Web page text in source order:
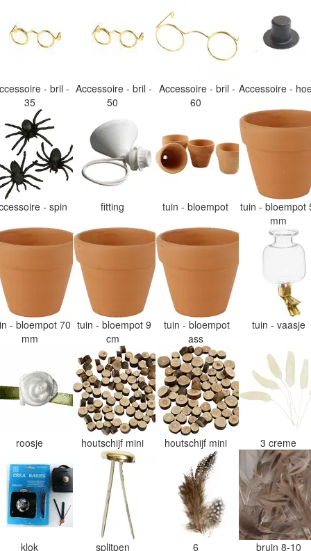
- bril -
35
Accessoire - bril -
50
Accessoire - bril -
60
Accessoire -
- spin fitting tuin - bloempot
tuin - bloempot
mm
- bloempot 70
mm
tuin - bloempot 9
cm
tuin - bloempot
ass
tuin - vaasje
roosje houtschijf mini houtschijf mini 3 creme
klok splitpen 6 bruin 8-10